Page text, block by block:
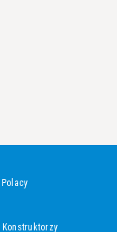
Polacy
Konstruktorzy